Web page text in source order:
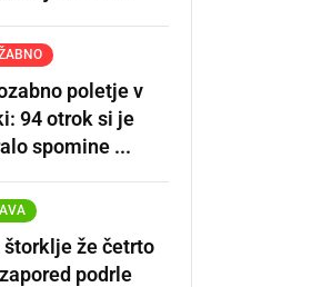
poletje v
94 otrok si je
spomine ...
štorklje že četrto
podrle